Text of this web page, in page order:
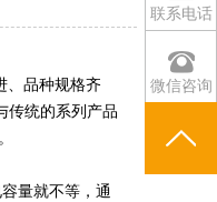
、品种规格齐
传统的系列产品
量就不等，通
联系电话
微信咨询